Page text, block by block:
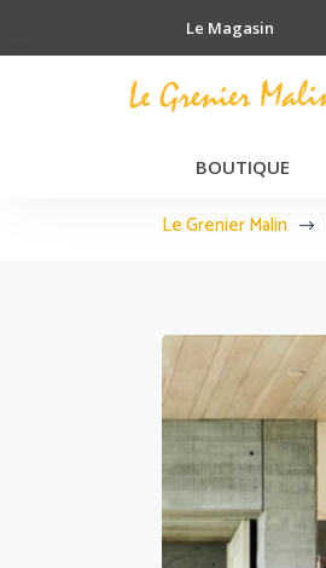
Le Magasin
BOUTIQUE
Le Grenier Malin $